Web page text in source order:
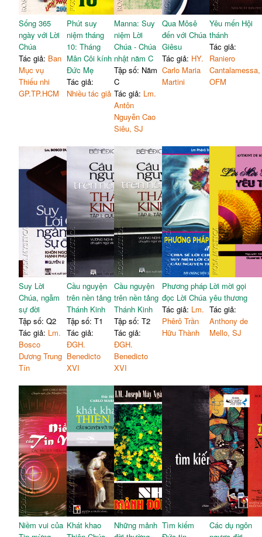
Sống 365
ngày với Lời
Chúa
Tác giả: Ban
Mục vụ
Thiếu nhi
GP.TP.HCM
Phút suy
niệm tháng
10: Tháng
Mân Côi kính
Đức Mẹ
Tác giả:
Nhiều tác giả
Manna: Suy
niệm Lời
Chúa - Chúa
nhật năm C
Tập số: Năm
C
Tác giả: Lm.
Antôn
Nguyễn Cao
Siêu, SJ
Qua Môsê
đến với Chúa
Giêsu
Tác giả: HY.
Carlo Maria
Martini
Yêu mến Hội
thánh
Tác giả:
Raniero
Cantalamessa,
OFM
Suy Lời
Chúa, ngẫm
sự đời
Tập số: Q2
Tác giả: Lm.
Bosco
Dương Trung
Tín
Cầu nguyện
trên nền tảng
Thánh Kinh
Tập số: T1
Tác giả:
ĐGH.
Benedicto
XVI
Cầu nguyện
trên nền tảng
Thánh Kinh
Tập số: T2
Tác giả:
ĐGH.
Benedicto
XVI
Phương pháp
đọc Lời Chúa
Tác giả: Lm.
Phêrô Trần
Hữu Thành
Lời mời gọi
yêu thương
Tác giả:
Anthony de
Mello, SJ
Niềm vui của Khát khao
Những mảnh Tìm kiếm
Các dụ ngôn